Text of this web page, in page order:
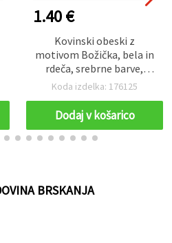
1.40 €
Kovinski obeski z
motivom Božička, bela in
rdeča, srebrne barve,
18x13x3 mm, luknja 2 mm
za izdelavo božičnega
nakita
Koda izdelka: 176125
Dodaj v košarico
BRSKANJA